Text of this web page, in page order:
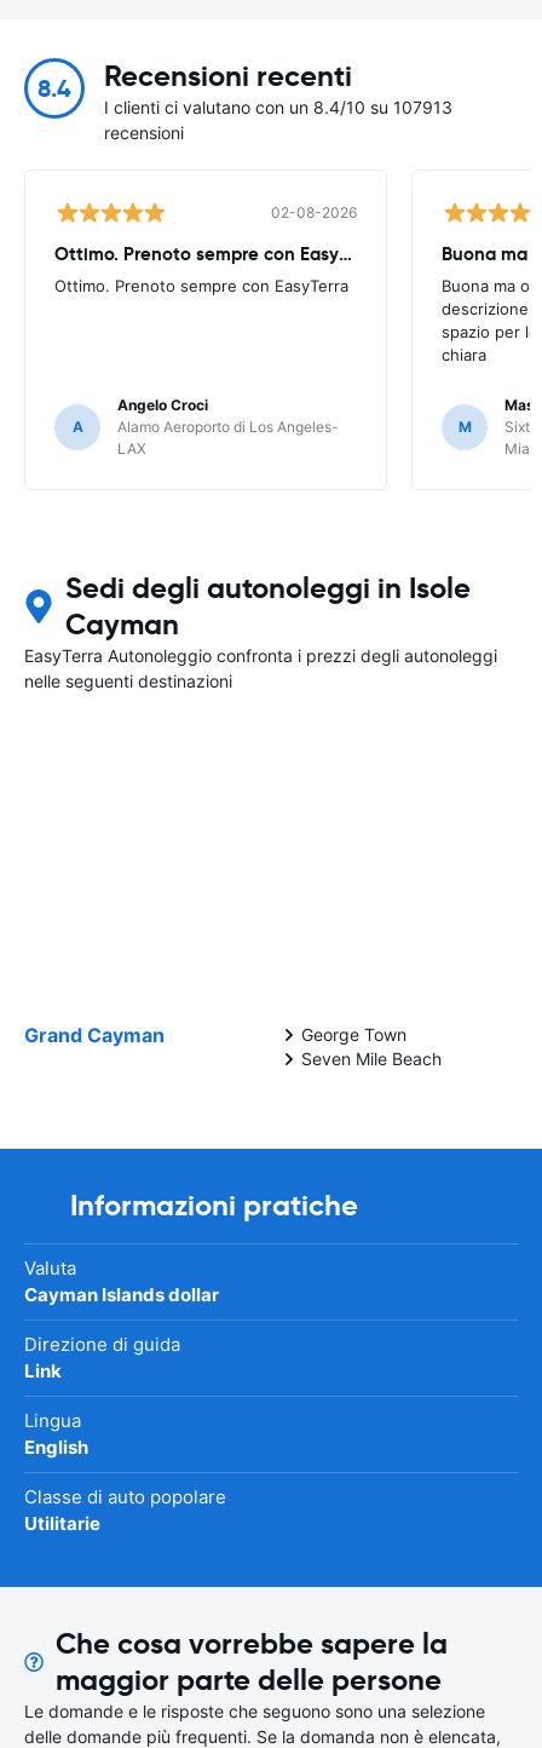
8.4 Recensioni recenti
I clienti ci valutano con un 8.4/10 su 107913
recensioni
02-08-2026
Ottimo. Prenoto sempre con EasyTerra
Ottimo. Prenoto sempre con EasyTerra
A
Angelo Croci
Alamo Aeroporto di Los Angeles-
LAX
Buona ma
Buona ma
descrizione
spazio per
chiara
M
Sixt
Sedi degli autonoleggi in Isole
Cayman
EasyTerra Autonoleggio confronta i prezzi degli autonoleggi
nelle seguenti destinazioni
Grand Cayman
George Town
Seven Mile Beach
Informazioni pratiche
Valuta
Cayman Islands dollar
Direzione di guida
Link
Lingua
English
Classe di auto popolare
Utilitarie
Che cosa vorrebbe sapere la
maggior parte delle persone
Le domande e le risposte che seguono sono una selezione
delle domande più frequenti. Se la domanda non è elencata,